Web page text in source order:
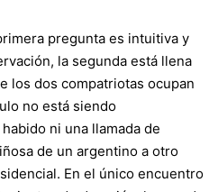
pregunta es intuitiva y
la segunda está llena
los dos compatriotas ocupan
no está siendo
ni una llamada de
de un argentino a otro
En el único encuentro